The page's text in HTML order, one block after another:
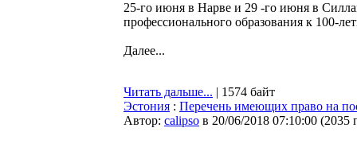
25-го июня в Нарве и 29 -го июня в
профессионального образования к 100-
Далее...
Читать дальше... | 1574 байт
Эстония : Перечень имеющих право на
Автор: calipso в 20/06/2018 07:10:00 (2035